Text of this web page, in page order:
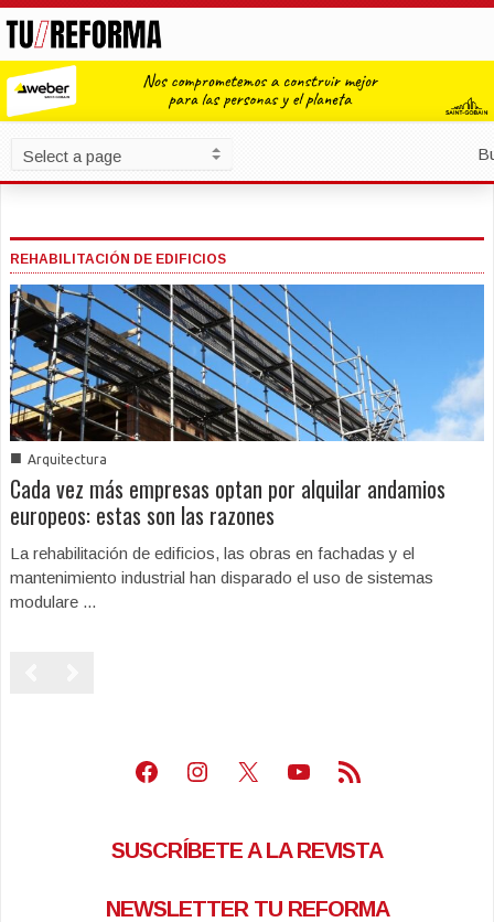
REHABILITACIÓN DE EDIFICIOS
■ Arquitectura
Cada vez más empresas optan por alquilar andamios
europeos: estas son las razones
La rehabilitación de edificios, las obras en fachadas y el
mantenimiento industrial han disparado el uso de sistemas
modulare ...
Facebook
Instagram
X Youtube
Feed RSS
SUSCRÍBETE A LA REVISTA
NEWSLETTER TU REFORMA